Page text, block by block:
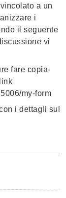
a un
i
il seguente
vi
fare copia-
my-form
i dettagli sul